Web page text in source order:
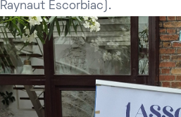
Raynaut Escorbiac).